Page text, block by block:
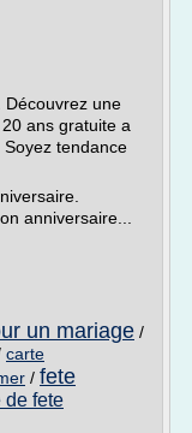
Découvrez une
ans gratuite a
tendance
anniversaire...
un mariage /
carte
/ fete
de fete